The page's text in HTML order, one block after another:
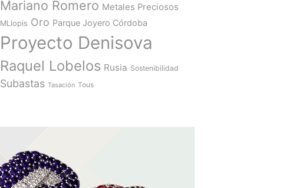
Mariano Romero Metales Preciosos
MLlopis Oro Parque Joyero Córdoba
Proyecto Denisova
Raquel Lobelos Rusia Sostenibilidad
Subastas Tasación Tous